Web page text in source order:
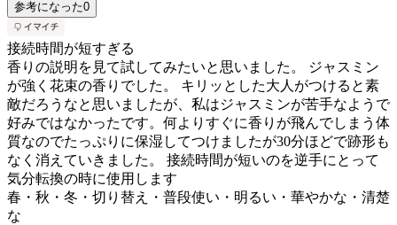
参考になった0
接続時間が短すぎる
香りの説明を見て試してみたいと思いました。 ジャスミン
が強く花束の香りでした。 キリッとした大人がつけると素
敵だろうなと思いましたが、私はジャスミンが苦手なようで
好みではなかったです。何よりすぐに香りが飛んでしまう体
質なのでたっぷりに保湿してつけましたが30分ほどで跡形も
なく消えていきました。 接続時間が短いのを逆手にとって
気分転換の時に使用します
春・秋・冬・切り替え・普段使い・明るい・華やかな・清楚
な